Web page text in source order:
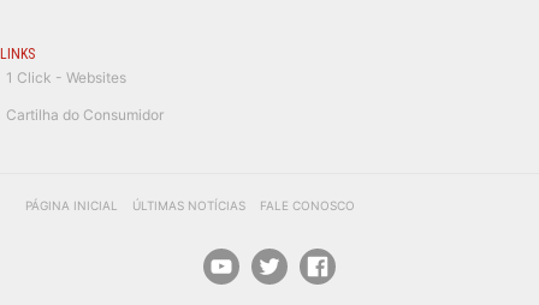
LINKS
1 Click - Websites
Cartilha do Consumidor
PÁGINA INICIAL ÚLTIMAS NOTÍCIAS FALE CONOSCO